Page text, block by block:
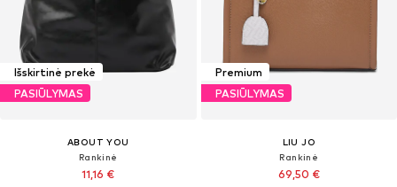
Išskirtinė prekė
PASIŪLYMAS
ABOUT YOU
Rankinė
11,16 €
Premium
PASIŪLYMAS
LIU JO
Rankinė
69,50 €